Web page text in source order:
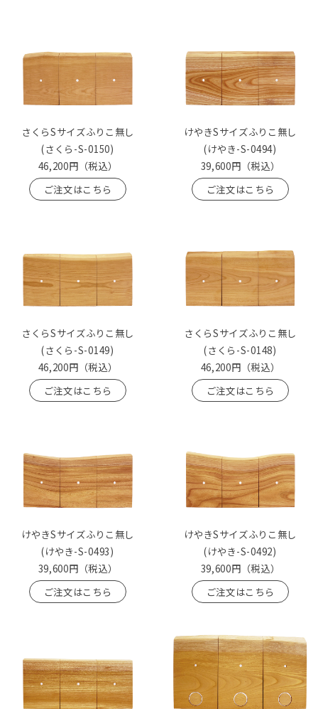
さくらSサイズふりこ無し
(さくら-S-0150)
46,200円 （税込）
ご注文はこちら
けやきSサイズふりこ無し
(けやき-S-0494)
39,600円 （税込）
ご注文はこちら
さくらSサイズふりこ無し
(さくら-S-0149)
46,200円 （税込）
ご注文はこちら
さくらSサイズふりこ無し
(さくら-S-0148)
46,200円 （税込）
ご注文はこちら
けやきSサイズふりこ無し
(けやき-S-0493)
39,600円 （税込）
ご注文はこちら
けやきSサイズふりこ無し
(けやき-S-0492)
39,600円 （税込）
ご注文はこちら